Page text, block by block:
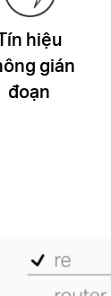
hiệu
gián
đoạn